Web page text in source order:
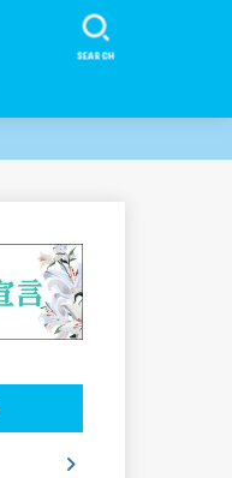
SEARCH